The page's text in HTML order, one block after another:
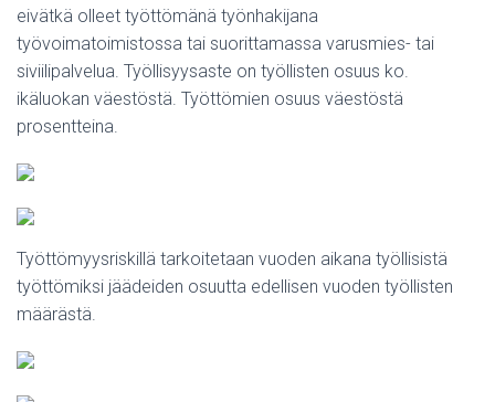
eivätkä olleet työttömänä työnhakijana
työvoimatoimistossa tai suorittamassa varusmies- tai
siviilipalvelua. Työllisyysaste on työllisten osuus ko.
ikäluokan väestöstä. Työttömien osuus väestöstä
prosentteina.
Työttömyysriskillä tarkoitetaan vuoden aikana työllisistä
työttömiksi jäädeiden osuutta edellisen vuoden työllisten
määrästä.